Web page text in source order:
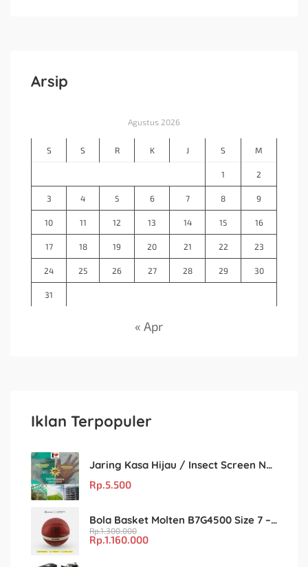
Arsip
Agustus 2026
S S R K J S M
1 2
3 4 5 6 7 8 9
10 11 12 13 14 15 16
17 18 19 20 21 22 23
24 25 26 27 28 29 30
31
« Apr
Iklan Terpopuler
Jaring Kasa Hijau / Insect Screen Net – Kualitas Terjamin & Harga Eceran Terjangkau
Rp.5.500
Bola Basket Molten B7G4500 Size 7 – Resmi FIBA & IBL
Rp.1.300.000
Rp.1.160.000